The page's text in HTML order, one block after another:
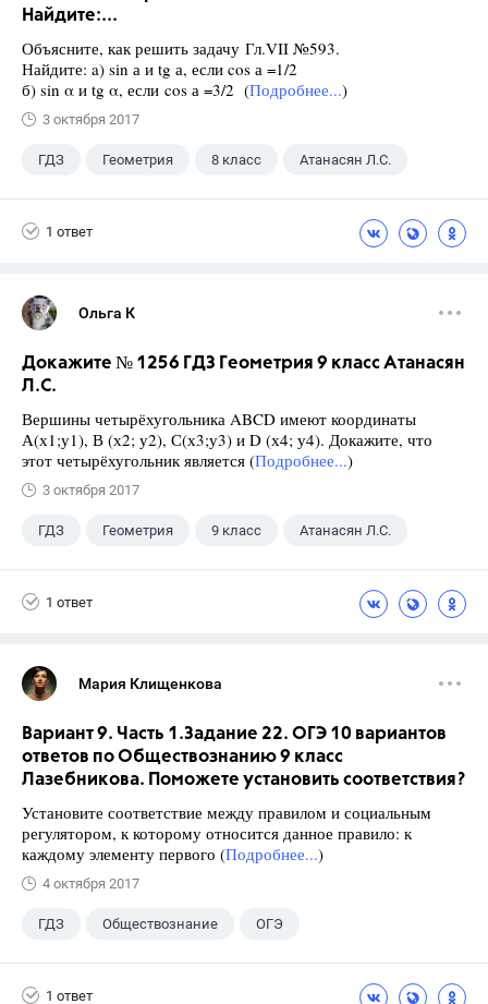
Найдите:...
Объясните, как решить задачу Гл.VII №593.
Найдите: a) sin а и tg а, если cos а =1/2
б) sin α и tg α, если cos а =3/2 (Подробнее...)
3 октября 2017
ГДЗ Геометрия 8 класс Атанасян Л.С.
1 ответ
Ольга К
Докажите № 1256 ГДЗ Геометрия 9 класс Атанасян
Л.С.
Вершины четырёхугольника ABCD имеют координаты
А(х1;у1), В (х2; у2), С(х3;у3) и D (х4; у4). Докажите, что
этот четырёхугольник является (Подробнее...)
3 октября 2017
ГДЗ Геометрия 9 класс Атанасян Л.С.
1 ответ
Мария Клищенкова
Вариант 9. Часть 1.Задание 22. ОГЭ 10 вариантов
ответов по Обществознанию 9 класс
Лазебникова. Поможете установить соответствия?
Установите соответствие между правилом и социальным
регулятором, к которому относится данное правило: к
каждому элементу первого (Подробнее...)
4 октября 2017
ГДЗ Обществознание ОГЭ
1 ответ